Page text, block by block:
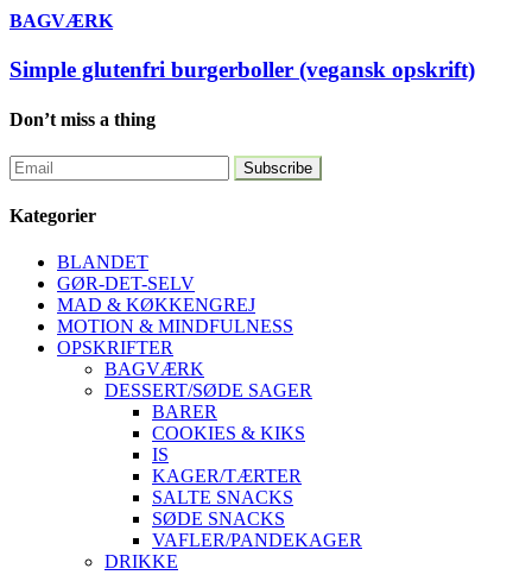
BAGVÆRK
Simple glutenfri burgerboller (vegansk opskrift)
Don’t miss a thing
Kategorier
BLANDET
GØR-DET-SELV
MAD & KØKKENGREJ
MOTION & MINDFULNESS
OPSKRIFTER
BAGVÆRK
DESSERT/SØDE SAGER
BARER
COOKIES & KIKS
IS
KAGER/TÆRTER
SALTE SNACKS
SØDE SNACKS
VAFLER/PANDEKAGER
DRIKKE